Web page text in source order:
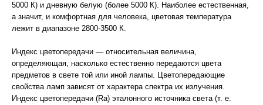
5000 К) и дневную белую (более 5000 К). Наиболее естественная,
а значит, и комфортная для человека, цветовая температура
лежит в диапазоне 2800-3500 К.
Индекс цветопередачи — относительная величина,
определяющая, насколько естественно передаются цвета
предметов в свете той или иной лампы. Цветопередающие
свойства ламп зависят от характера спектра их излучения.
Индекс цветопередачи (Ra) эталонного источника света (т. е.